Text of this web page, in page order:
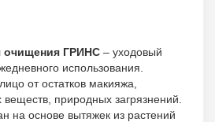
очищения ГРИНС – уходовый
использования.
от остатков макияжа,
веществ, природных загрязнений.
на основе вытяжек из растений